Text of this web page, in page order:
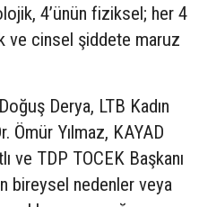
4’ünün fiziksel; her 4
ve cinsel şiddete maruz
Derya, LTB Kadın
Ömür Yılmaz, KAYAD
ve TDP TOCEK Başkanı
bireysel nedenler veya